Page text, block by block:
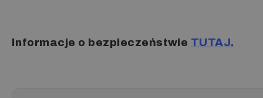
Informacje o bezpieczeństwie TUTAJ.